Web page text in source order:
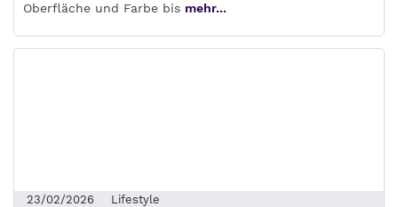
Oberfläche und Farbe bis mehr...
23/02/2026 Lifestyle